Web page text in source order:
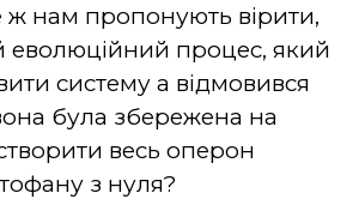
ж нам пропонують вірити,
процес, який
систему а відмовився
була збережена на
весь оперон
з нуля?